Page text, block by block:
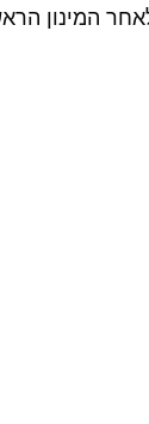
המינון